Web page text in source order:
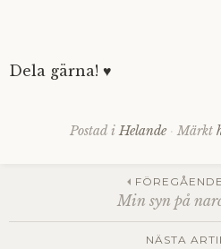
Dela gärna! ♥
Postad i Helande Märkt
Min syn på
NÄSTA